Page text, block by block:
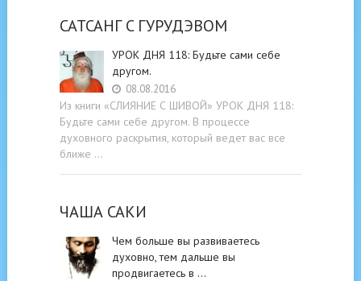
САТСАНГ C ГУРУДЭВОМ
УРОК ДНЯ 118: Будьте cами cебе
другом.
08.08.2016
Из книги «СЛИЯНИЕ С ШИВОЙ» УРОК ДНЯ 118:
Будьте cами cебе другом. В процессе
духовного раскрытия, который ведет вас все
ближе …
ЧАША САКИ
Чем больше вы развиваетесь
духовно, тем дальше вы
продвигаетесь в …